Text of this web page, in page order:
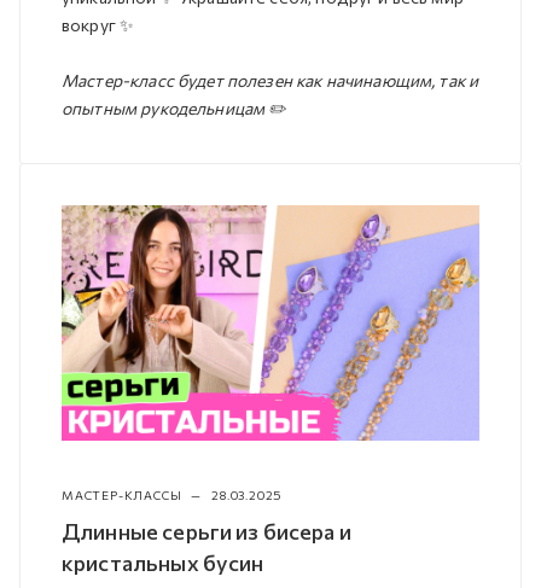
вокруг ✨
Мастер-класс будет полезен как начинающим, так и
опытным рукодельницам ✏️
МАСТЕР-КЛАССЫ — 28.03.2025
Длинные серьги из бисера и
кристальных бусин